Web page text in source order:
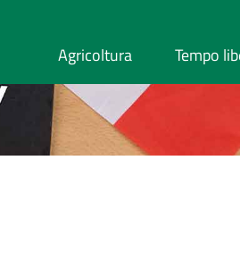
Agricoltura Tempo